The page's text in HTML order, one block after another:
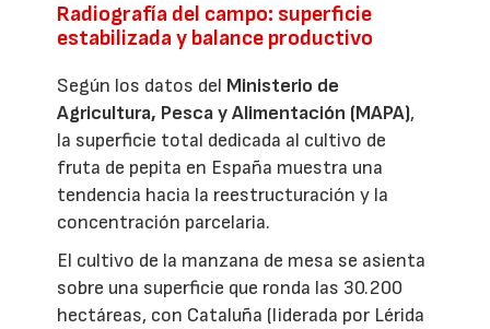
Radiografía del campo: superficie
estabilizada y balance productivo
Según los datos del Ministerio de
Agricultura, Pesca y Alimentación (MAPA),
la superficie total dedicada al cultivo de
fruta de pepita en España muestra una
tendencia hacia la reestructuración y la
concentración parcelaria.
El cultivo de la manzana de mesa se asienta
sobre una superficie que ronda las 30.200
hectáreas, con Cataluña (liderada por Lérida